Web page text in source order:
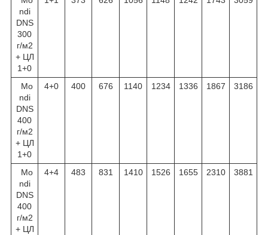
ndi
DNS
300
г/м2
+ ЦЛ
1+0
Mo
ndi
DNS
400
г/м2
+ ЦЛ
1+0
4+0 400 676 1140 1234 1336 1867 3186
Mo
ndi
DNS
400
г/м2
+ ЦЛ
4+4 483 831 1410 1526 1655 2310 3881